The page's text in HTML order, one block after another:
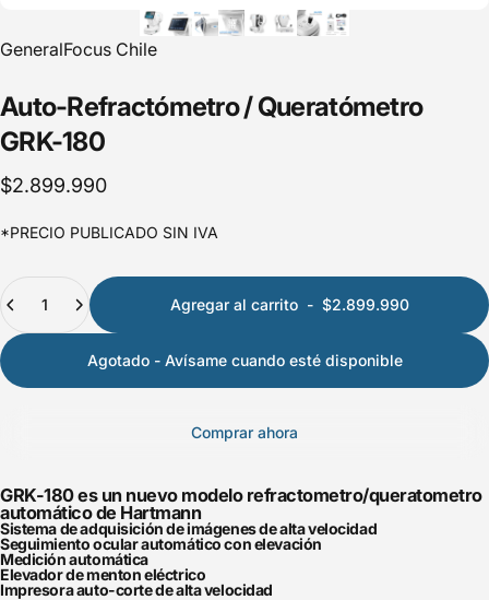
GeneralFocus Chile
Auto-Refractómetro/Queratómetro
GRK-180
$2.899.990
*PRECIO PUBLICADO SIN IVA
Agregar al carrito- $2.899.990
Agotado - Avísame cuando esté disponible
Comprar ahora
GRK-180 es un nuevo modelo refractometro/queratometro
automático de Hartmann
Sistema de adquisición de imágenes de alta velocidad
Seguimiento ocular automático con elevación
Medición automática
Elevador de menton eléctrico
Impresora auto-corte de alta velocidad